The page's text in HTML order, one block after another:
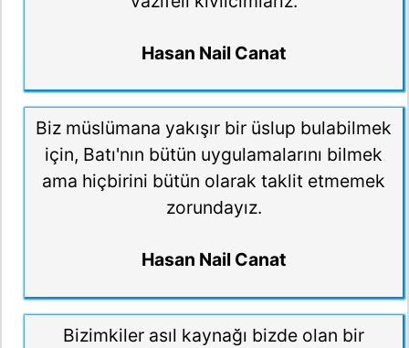
Hasan Nail Canat
Biz müslümana yakışır bir üslup bulabilmek
için, Batı'nın bütün uygulamalarını bilmek
ama hiçbirini bütün olarak taklit etmemek
zorundayız.
Hasan Nail Canat
Bizimkiler asıl kaynağı bizde olan bir